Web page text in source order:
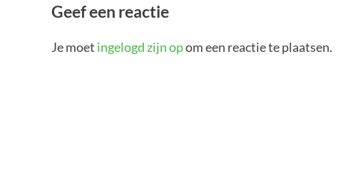
Geef een reactie
Je moet ingelogd zijn opom een reactie te plaatsen.